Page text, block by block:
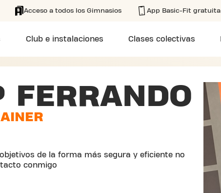
Acceso a todos los Gimnasios App Basic-Fit gratuita
Club e instalaciones Clases colectivas
FERRANDO
de la forma más segura y eficiente no
conmigo